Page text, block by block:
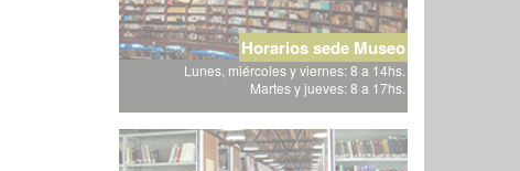
Horarios sede Museo
Lunes, miércoles y viernes: 8 a 14hs.
Martes y jueves: 8 a 17hs.